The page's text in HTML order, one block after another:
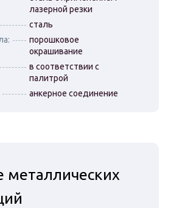
лазерной резки
сталь
порошковое
окрашивание
в соответствии с
палитрой
анкерное соединение
металлических